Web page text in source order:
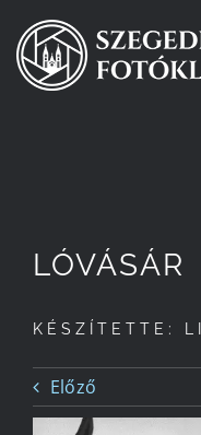
Kihagyás
Pályázatok
Tagjaink
Csatlakozz!
LÓVÁSÁR
KÉSZÍTETTE:
Előző